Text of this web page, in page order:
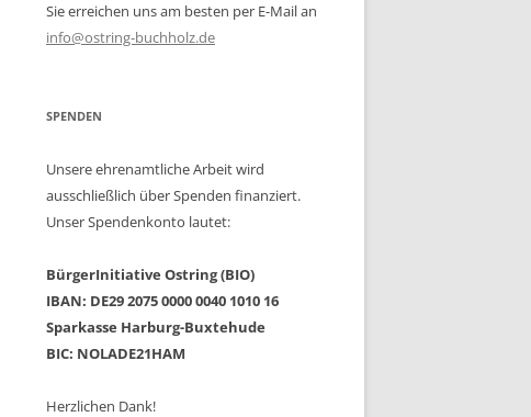
Sie erreichen uns am besten per E-Mail an
info@ostring-buchholz.de
SPENDEN
Unsere ehrenamtliche Arbeit wird
ausschließlich über Spenden finanziert.
Unser Spendenkonto lautet:
BürgerInitiative Ostring (BIO)
IBAN: DE29 2075 0000 0040 1010 16
Sparkasse Harburg-Buxtehude
BIC: NOLADE21HAM
Herzlichen Dank!